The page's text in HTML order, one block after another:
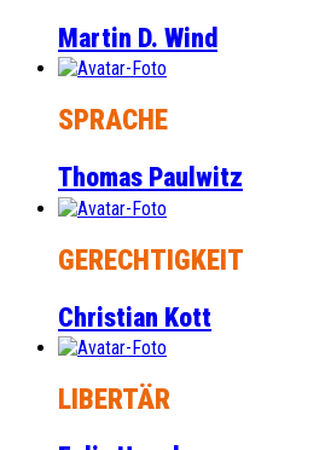
Martin D. Wind
SPRACHE
Thomas Paulwitz
GERECHTIGKEIT
Christian Kott
LIBERTÄR